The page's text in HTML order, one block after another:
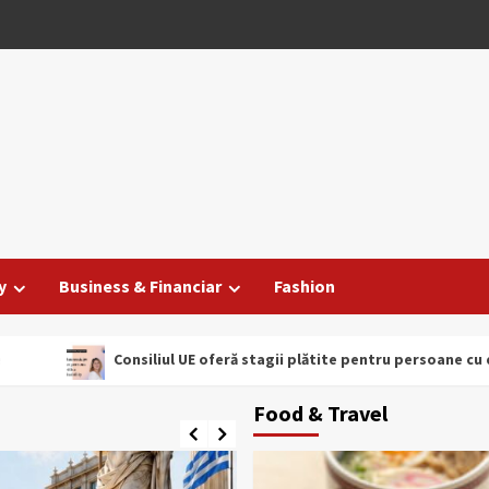
Business & Financiar Fashion
oferă stagii plătite pentru persoane cu dizabilități. Înscrierile
Food & Travel